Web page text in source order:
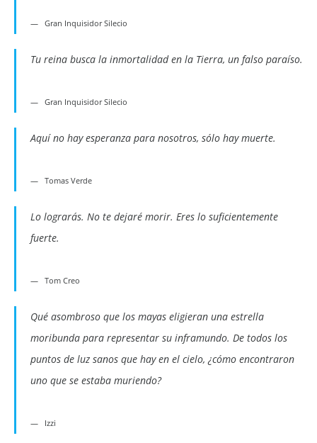
Gran Inquisidor Silecio
Tu reina busca la inmortalidad en la Tierra, un falso paraíso.
Gran Inquisidor Silecio
Aquí no hay esperanza para nosotros, sólo hay muerte.
Tomas Verde
Lo lograrás. No te dejaré morir. Eres lo suficientemente
fuerte.
Tom Creo
Qué asombroso que los mayas eligieran una estrella
moribunda para representar su inframundo. De todos los
puntos de luz sanos que hay en el cielo, ¿cómo encontraron
uno que se estaba muriendo?
Izzi